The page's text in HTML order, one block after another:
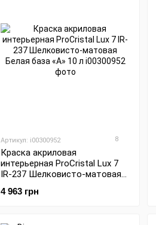
Артикул: i00300952 8
Краска акриловая
интерьерная ProCristal Lux 7
IR-237 Шелковисто-матовая
4 963 грн